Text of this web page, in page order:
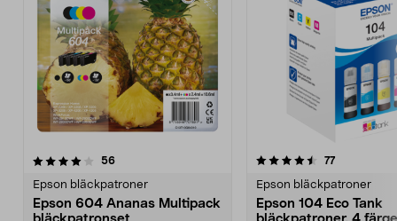
56recensioner
Epson bläckpatroner
Epson 604 Ananas Multipack
4.5 av 5 stjärnor 77recensioner
Epson bläckpatroner
Epson 104 Eco Tank
4.5 av 5 stjärnor